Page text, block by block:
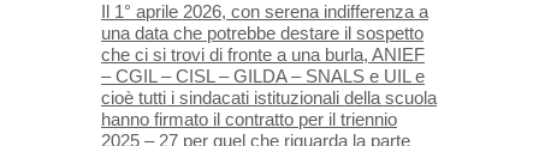
Il 1° aprile 2026, con serena indifferenza a
una data che potrebbe destare il sospetto
che ci si trovi di fronte a una burla, ANIEF
– CGIL – CISL – GILDA – SNALS e UIL e
cioè tutti i sindacati istituzionali della scuola
hanno firmato il contratto per il triennio
2025 – 27 per quel che riguarda la parte